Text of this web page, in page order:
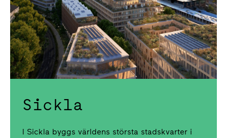
Sickla
I Sickla byggs världens största stadskvarter i